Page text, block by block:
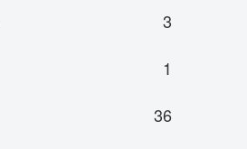
3
1
36